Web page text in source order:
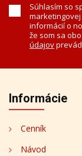
Súhlasím so
informácií o
že som sa
údajov
Informácie
Cenník
Návod